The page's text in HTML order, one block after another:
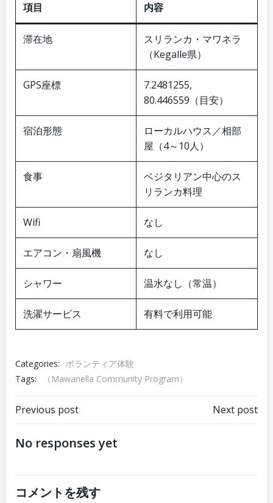
項目 内容
滞在地
スリランカ・マワネラ
（Kegalle県）
GPS座標
7.2481255,
80.446559（目安）
宿泊形態
ローカルハウス／相部
屋（4～10人）
食事
ベジタリアン中心のス
リランカ料理
Wifi なし
エアコン・扇風機 なし
シャワー 温水なし（常温）
洗濯サービス 有料で利用可能
Categories:
ボランティア体験
Tags:
（Mawanella Community Program）
Post
navigation
Previous post Next post
No responses yet
コメントを残す